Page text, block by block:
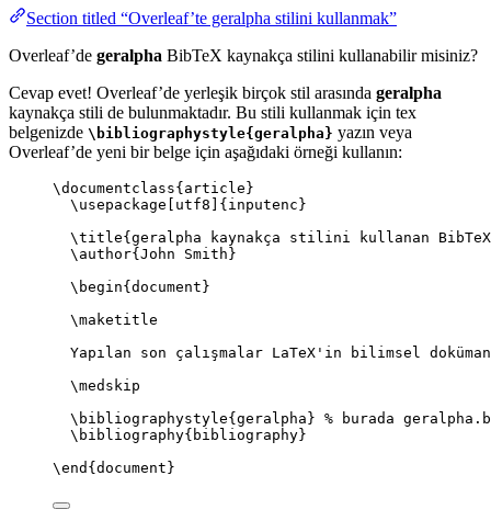
Section titled “Overleaf’te geralpha stilini kullanmak”
Overleaf’de geralpha BibTeX kaynakça stilini kullanabilir misiniz?
Cevap evet! Overleaf’de yerleşik birçok stil arasında geralpha
kaynakça stili de bulunmaktadır. Bu stili kullanmak için tex
belgenizde \bibliographystyle{geralpha} yazın veya
Overleaf’de yeni bir belge için aşağıdaki örneği kullanın:
\documentclass{ article }
\usepackage
utf8 ]{ inputenc }
\title{geralpha kaynakça stilini kullanan
\author{John Smith}
\begin{ document }
\maketitle
Yapılan son çalışmalar LaTeX'in bilimsel
\medskip
\bibliographystyle{geralpha} % burada
\bibliography{bibliography}
\end { document }